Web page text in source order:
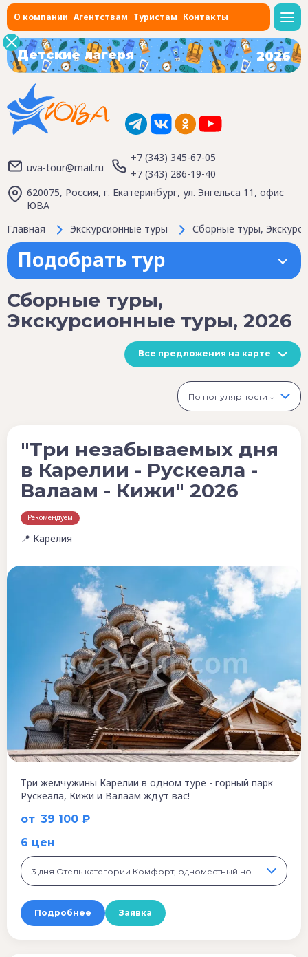
О компании Агентствам Туристам Контакты
Детские лагеря 2026
uva-tour@mail.ru
+7 (343) 345-67-05
+7 (343) 286-19-40
620075, Россия, г. Екатеринбург, ул. Энгельса 11, офис
ЮВА
Главная
Экскурсионные туры Сборные туры,
Подобрать тур
Сборные туры,
Экскурсионные туры, 2026
Все предложения на карте
По популярности ↓
от 39 100 ₽
"Три незабываемых дня
в Карелии - Рускеала -
Валаам - Кижи" 2026
Рекомендуем
📍 Карелия
Три жемчужины Карелии в одном туре - горный парк
Рускеала, Кижи и Валаам ждут вас!
6 цен
Подробнее Заявка